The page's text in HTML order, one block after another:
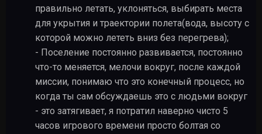
правильно летать, уклоняться, выбирать места
для укрытия и траектории полета(вода, высоту с
которой можно лететь вниз без перегрева);
- Поселение постоянно развивается, постоянно
что-то меняется, мелочи вокруг, после каждой
миссии, понимаю что это конечный процесс, но
когда ты сам обсуждаешь это с людьми вокруг
- это затягивает, я потратил наверно чисто 5
часов игрового времени просто болтая со